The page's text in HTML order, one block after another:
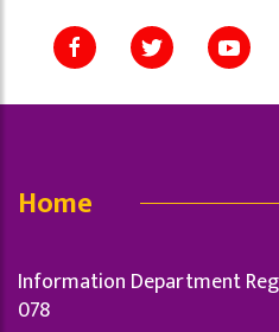
Home
Information Department
078